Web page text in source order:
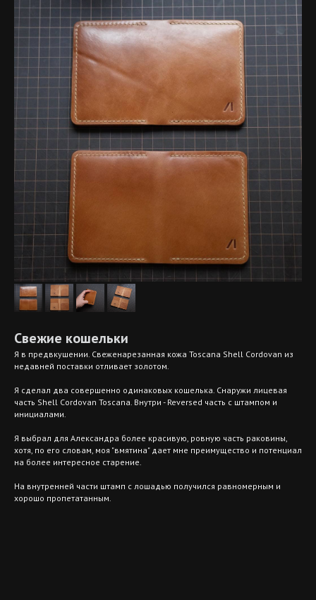
Свежие кошельки
Я в предвкушении. Свеженарезанная кожа Toscana Shell Cordovan из
недавней поставки отливает золотом.
Я сделал два совершенно одинаковых кошелька. Снаружи лицевая
часть Shell Cordovan Toscana. Внутри - Reversed часть c штампом и
инициалами.
Я выбрал для Александра более красивую, ровную часть раковины,
хотя, по его словам, моя "вмятина" дает мне преимущество и потенциал
на более интересное старение.
На внутренней части штамп с лошадью получился равномерным и
хорошо пропетатанным.